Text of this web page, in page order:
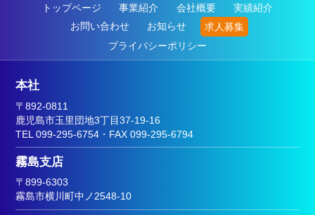
トップページ 事業紹介 会社概要
実績紹介
お問い合わせ
お知らせ
求人募集
プライバシーポリシー
本社
〒892-0811
鹿児島市玉里団地3丁目37-19-16
TEL 099-295-6754・FAX 099-295-6794
霧島支店
〒899-6303
霧島市横川町中ノ2548-10